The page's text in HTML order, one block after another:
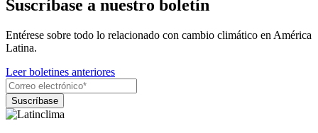
Suscríbase a nuestro boletín
Entérese sobre todo lo relacionado con cambio climático en América
Latina.
Leer boletines anteriores